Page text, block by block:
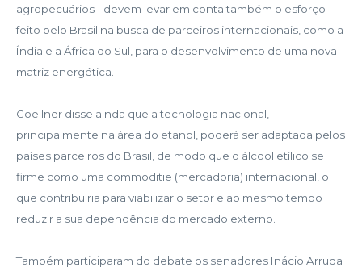
agropecuários - devem levar em conta também o esforço
feito pelo Brasil na busca de parceiros internacionais, como a
Índia e a África do Sul, para o desenvolvimento de uma nova
matriz energética.
Goellner disse ainda que a tecnologia nacional,
principalmente na área do etanol, poderá ser adaptada pelos
países parceiros do Brasil, de modo que o álcool etílico se
firme como uma commoditie (mercadoria) internacional, o
que contribuiria para viabilizar o setor e ao mesmo tempo
reduzir a sua dependência do mercado externo.
Também participaram do debate os senadores Inácio Arruda